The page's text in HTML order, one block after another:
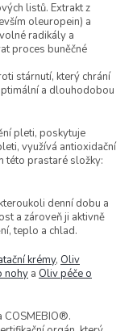
listů. Extrakt z
oleuropein) a
radikály a
proces buněčné
stárnutí, který chrání
a dlouhodobou
pleti, poskytuje
využívá antioxidační
této prastaré složky:
denní dobu a
a zároveň ji aktivně
teplo a chlad.
krémy, Oliv
nohy a Oliv péče o
COSMEBIO®.